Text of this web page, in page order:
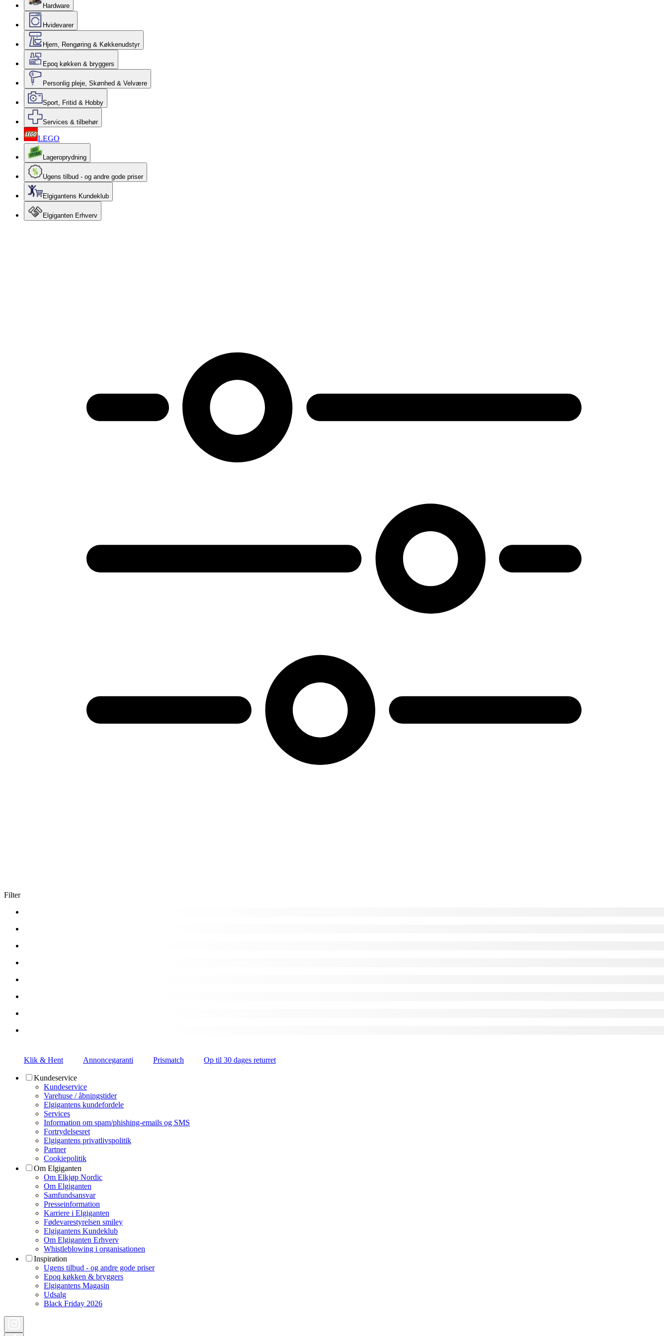
Hardware
Hvidevarer
Hjem, Rengøring & Køkkenudstyr
Epoq køkken & bryggers
Personlig pleje, Skønhed & Velvære
Sport, Fritid & Hobby
Services & tilbehør
LEGO
Lageroprydning
Ugens tilbud - og andre gode priser
Elgigantens Kundeklub
Elgiganten Erhverv
Filter
Klik & Hent Annoncegaranti Prismatch Op til 30 dages returret
Kundeservice
Kundeservice
Varehuse / åbningstider
Elgigantens kundefordele
Services
Information om spam/phishing-emails og SMS
Fortrydelsesret
Elgigantens privatlivspolitik
Partner
Cookiepolitik
Om Elgiganten
Om Elkjøp Nordic
Om Elgiganten
Samfundsansvar
Presseinformation
Karriere i Elgiganten
Fødevarestyrelsen smiley
Elgigantens Kundeklub
Om Elgiganten Erhverv
Whistleblowing i organisationen
Inspiration
Ugens tilbud - og andre gode priser
Epoq køkken & bryggers
Elgigantens Magasin
Udsalg
Black Friday 2026